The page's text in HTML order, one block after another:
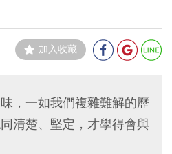
加入收藏
，一如我們複雜難解的歷
清楚、堅定，才學得會與